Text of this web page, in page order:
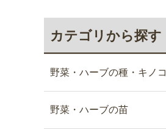
カテゴリから探す
野菜・ハーブの種・キノコ
野菜・ハーブの苗